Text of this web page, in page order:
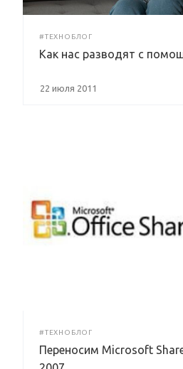
#ТЕХНОБЛОГ
Как нас разводят с
22 июля 2011
#ТЕХНОБЛОГ
Переносим Microsoft